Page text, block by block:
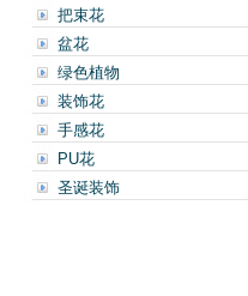
把束花
盆花
绿色植物
装饰花
手感花
PU花
圣诞装饰